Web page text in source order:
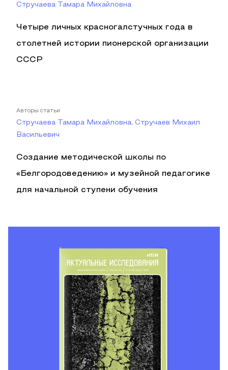
Стручаева Тамара Михайловна
Четыре личных красногалстучных года в
столетней истории пионерской организации
СССР
Авторы статьи
Стручаева Тамара Михайловна, Стручаев Михаил
Васильевич
Создание методической школы по
«Белгородоведению» и музейной педагогике
для начальной ступени обучения